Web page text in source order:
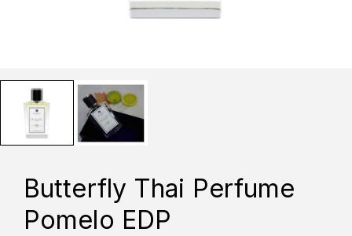
Butterfly Thai Perfume
Pomelo EDP